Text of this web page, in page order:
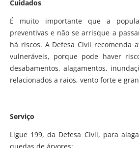
Cuidados
É muito importante que a
preventivas e não se arrisque a
há riscos. A Defesa Civil recomenda
vulneráveis, porque pode haver
desabamentos, alagamentos,
relacionados a raios, vento forte e
Serviço
Ligue 199, da Defesa Civil, para